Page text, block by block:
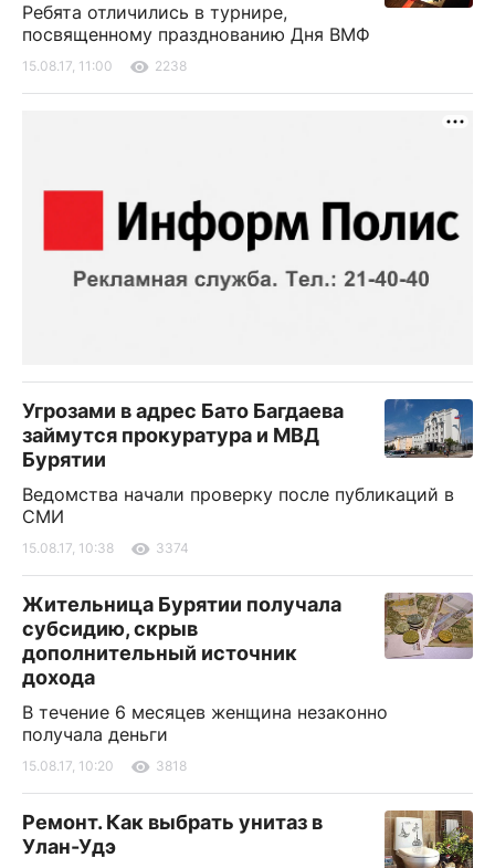
Ребята отличились в турнире,
посвященному празднованию Дня ВМФ
15.08.17, 11:00 2238
Угрозами в адрес Бато Багдаева
займутся прокуратура и МВД
Бурятии
Ведомства начали проверку после публикаций в
СМИ
15.08.17, 10:38 3374
Жительница Бурятии получала
субсидию, скрыв
дополнительный источник
дохода
В течение 6 месяцев женщина незаконно
получала деньги
15.08.17, 10:20 3818
Ремонт. Как выбрать унитаз в
Улан-Удэ